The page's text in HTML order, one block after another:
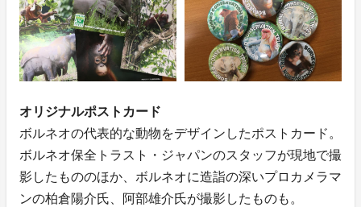
オリジナルポストカード
ボルネオの代表的な動物をデザインしたポストカード。
ボルネオ保全トラスト・ジャパンのスタッフが現地で撮
影したもののほか、ボルネオに造詣の深いプロカメラマ
ンの柏倉陽介氏、阿部雄介氏が撮影したものも。